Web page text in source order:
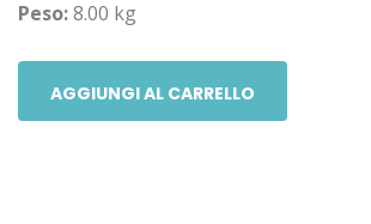
Peso:8.00 kg
AGGIUNGI AL CARRELLO